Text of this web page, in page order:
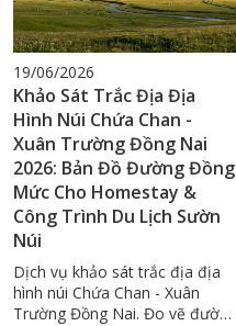
19/06/2026
Khảo Sát Trắc Địa Địa
Hình Núi Chứa Chan -
Xuân Trường Đồng Nai
2026: Bản Đồ Đường Đồng
Mức Cho Homestay &
Công Trình Du Lịch Sườn
Núi
Dịch vụ khảo sát trắc địa địa
hình núi Chứa Chan - Xuân
Trường Đồng Nai. Đo vẽ đường